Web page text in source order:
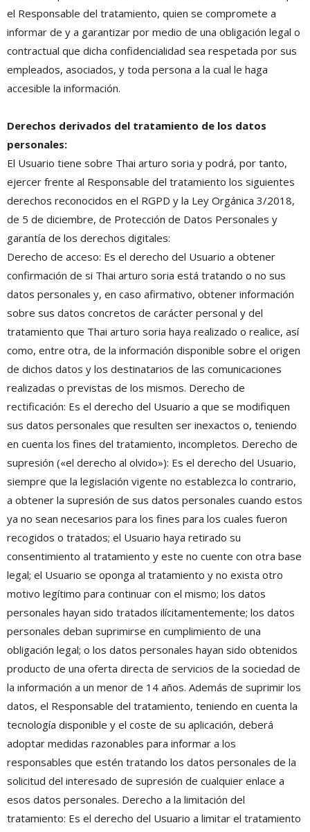
el Responsable del tratamiento, quien se compromete a
informar de y a garantizar por medio de una obligación legal o
contractual que dicha confidencialidad sea respetada por sus
empleados, asociados, y toda persona a la cual le haga
accesible la información.
Derechos derivados del tratamiento de los datos
personales:
El Usuario tiene sobre Thai arturo soria y podrá, por tanto,
ejercer frente al Responsable del tratamiento los siguientes
derechos reconocidos en el RGPD y la Ley Orgánica 3/2018,
de 5 de diciembre, de Protección de Datos Personales y
garantía de los derechos digitales:
Derecho de acceso: Es el derecho del Usuario a obtener
confirmación de si Thai arturo soria está tratando o no sus
datos personales y, en caso afirmativo, obtener información
sobre sus datos concretos de carácter personal y del
tratamiento que Thai arturo soria haya realizado o realice, así
como, entre otra, de la información disponible sobre el origen
de dichos datos y los destinatarios de las comunicaciones
realizadas o previstas de los mismos. Derecho de
rectificación: Es el derecho del Usuario a que se modifiquen
sus datos personales que resulten ser inexactos o, teniendo
en cuenta los fines del tratamiento, incompletos. Derecho de
supresión («el derecho al olvido»): Es el derecho del Usuario,
siempre que la legislación vigente no establezca lo contrario,
a obtener la supresión de sus datos personales cuando estos
ya no sean necesarios para los fines para los cuales fueron
recogidos o tratados; el Usuario haya retirado su
consentimiento al tratamiento y este no cuente con otra base
legal; el Usuario se oponga al tratamiento y no exista otro
motivo legítimo para continuar con el mismo; los datos
personales hayan sido tratados ilícitamentemente; los datos
personales deban suprimirse en cumplimiento de una
obligación legal; o los datos personales hayan sido obtenidos
producto de una oferta directa de servicios de la sociedad de
la información a un menor de 14 años. Además de suprimir los
datos, el Responsable del tratamiento, teniendo en cuenta la
tecnología disponible y el coste de su aplicación, deberá
adoptar medidas razonables para informar a los
responsables que estén tratando los datos personales de la
solicitud del interesado de supresión de cualquier enlace a
esos datos personales. Derecho a la limitación del
tratamiento: Es el derecho del Usuario a limitar el tratamiento